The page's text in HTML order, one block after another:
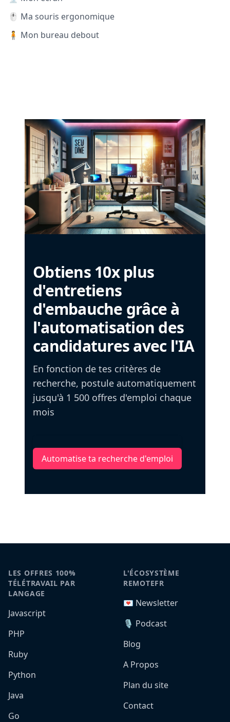
🖱️ Ma souris ergonomique
🧍 Mon bureau debout
Obtiens 10x plus
d'entretiens
d'embauche grâce à
l'automatisation des
candidatures avec l'IA
En fonction de tes critères de
recherche, postule automatiquement
jusqu'à 1 500 offres d'emploi chaque
mois
Automatise ta recherche d'emploi
LES OFFRES 100%
TÉLÉTRAVAIL PAR
LANGAGE
Javascript
PHP
Ruby
Python
Java
Go
L'ÉCOSYSTÈME
REMOTEFR
💌 Newsletter
🎙️ Podcast
Blog
A Propos
Plan du site
Contact